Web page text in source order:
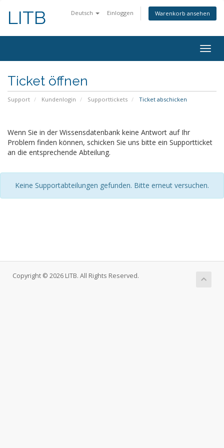
Deutsch Einloggen Warenkorb ansehen
LITB
ein-/
Ticket öffnen
Support Kundenlogin Supporttickets Ticket abschicken
Wenn Sie in der Wissensdatenbank keine Antwort auf Ihr
Problem finden können, schicken Sie uns bitte ein Supportticket
an die entsprechende Abteilung.
Keine Supportabteilungen gefunden. Bitte erneut versuchen.
Copyright © 2026 LITB. All Rights Reserved.